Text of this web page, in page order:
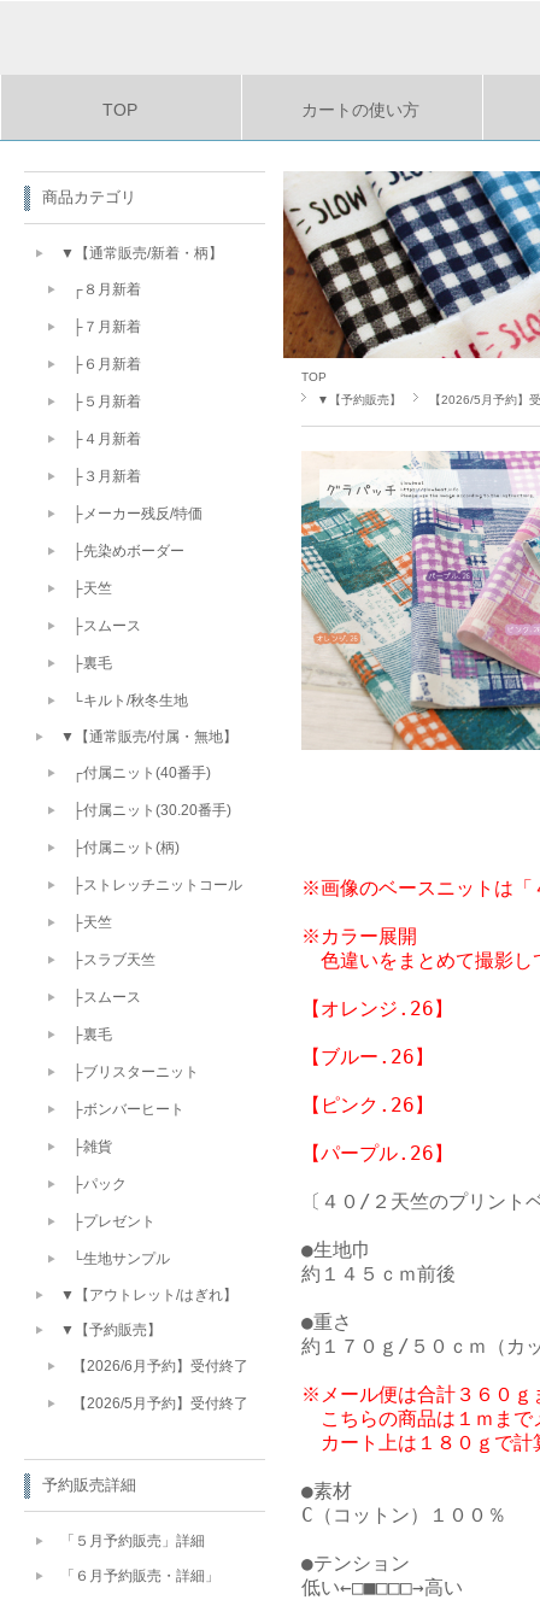
TOP カートの使い方
TOP
▼【予約販売】
【2026/5月予約】
※画像のベースニットは
※カラー展開
色違いをまとめて撮影
【オレンジ.26】
【ブルー.26】
【ピンク.26】
【パープル.26】
〔４０/２天竺のプリント
●生地巾
約１４５ｃｍ前後
●重さ
※メール便は合計３６０ｇ
こちらの商品は１ｍまで
カート上は１８０ｇで計
●素材
C（コットン）１００％
●テンション
低い←□■□□□→高い
商品カテゴリ
▼【通常販売/新着・柄】
┌８月新着
├７月新着
├６月新着
├５月新着
├４月新着
├３月新着
├メーカー残反/特価
├先染めボーダー
├天竺
├スムース
├裏毛
└キルト/秋冬生地
▼【通常販売/付属・無地】
┌付属ニット(40番手)
├付属ニット(30.20番手)
├付属ニット(柄)
├ストレッチニットコール
├天竺
├スラブ天竺
├スムース
├裏毛
├ブリスターニット
├ボンバーヒート
├雑貨
├パック
├プレゼント
└生地サンプル
▼【アウトレット/はぎれ】
▼【予約販売】
【2026/6月予約】受付終了
【2026/5月予約】受付終了
予約販売詳細
「５月予約販売」詳細
「６月予約販売・詳細」